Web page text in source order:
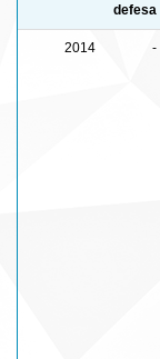
defesa
2014 -